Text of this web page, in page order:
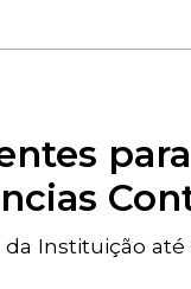
Instituição